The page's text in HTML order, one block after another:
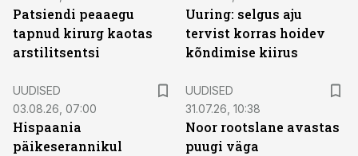
Patsiendi peaaegu
tapnud kirurg kaotas
arstilitsentsi
Uuring: selgus aju
tervist korras hoidev
kõndimise kiirus
UUDISED
03.08.26, 07:00
Hispaania
päikeserannikul
UUDISED
31.07.26, 10:38
Noor rootslane avastas
puugi väga